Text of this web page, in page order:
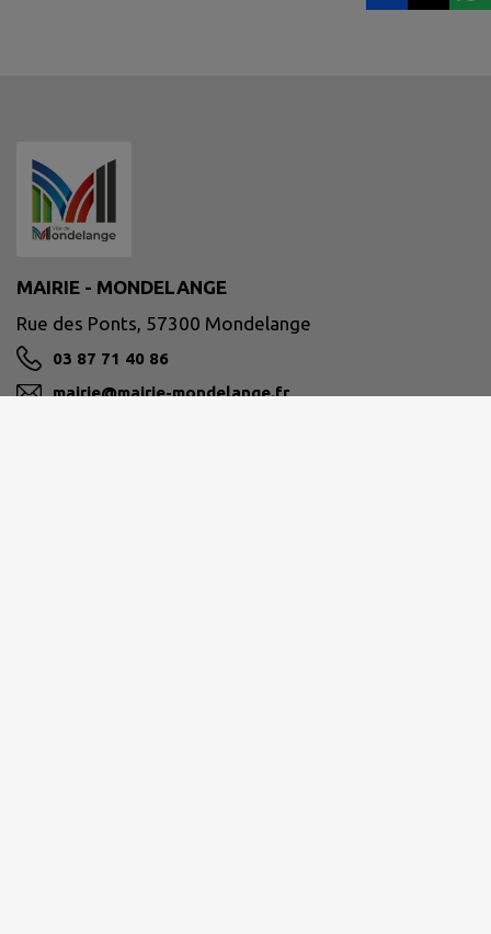
MAIRIE - MONDELANGE
Rue des Ponts, 57300 Mondelange
03 87 71 40 86
mairie@mairie-mondelange.fr